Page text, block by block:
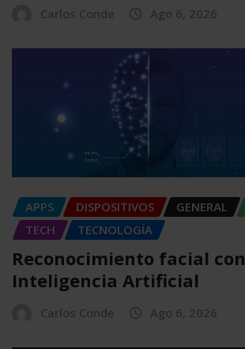
Carlos Conde Ago 6, 2026
APPS DISPOSITIVOS GENERAL
TECH
TECNOLOGÍA
Reconocimiento facial con
Inteligencia Artificial
Carlos Conde Ago 6, 2026